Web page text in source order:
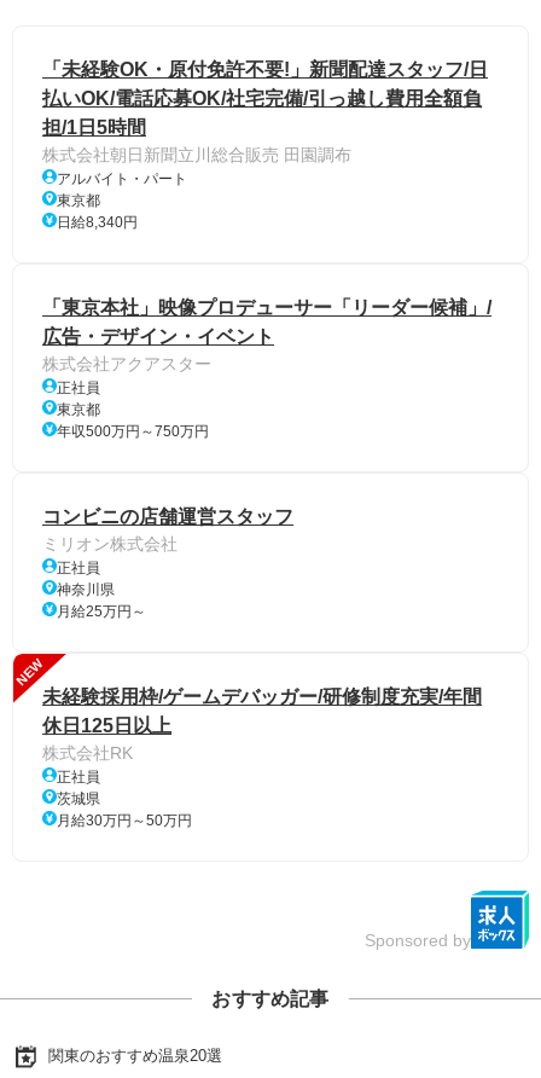
「未経験OK・原付免許不要!」新聞配達スタッフ/日
払いOK/電話応募OK/社宅完備/引っ越し費用全額負
担/1日5時間
株式会社朝日新聞立川総合販売 田園調布
アルバイト・パート
東京都
日給8,340円
「東京本社」映像プロデューサー「リーダー候補」/
広告・デザイン・イベント
株式会社アクアスター
正社員
東京都
年収500万円～750万円
コンビニの店舗運営スタッフ
ミリオン株式会社
正社員
神奈川県
月給25万円～
NEW
未経験採用枠/ゲームデバッガー/研修制度充実/年間
休日125日以上
株式会社RK
正社員
茨城県
月給30万円～50万円
Sponsored by
おすすめ記事
関東のおすすめ温泉20選